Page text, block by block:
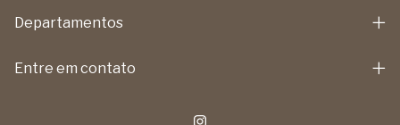
Departamentos
Entre em contato